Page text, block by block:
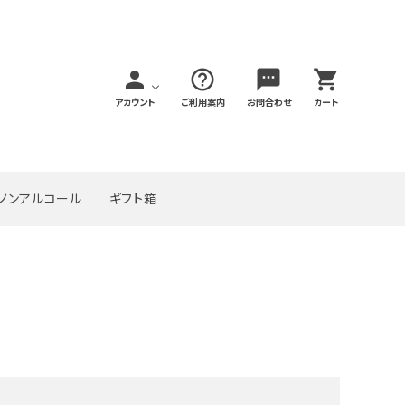
person
アカウント
help_outline
ご利用案内
sms
お問合わせ
shopping_cart
カート
ンアルコール ギフト箱